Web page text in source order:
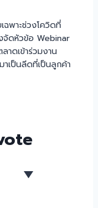
ฉพาะช่วงโควิดที่
จัดหัวข้อ Webinar
าดเข้าร่วมงาน
เป็นลีดที่เป็นลูกค้า